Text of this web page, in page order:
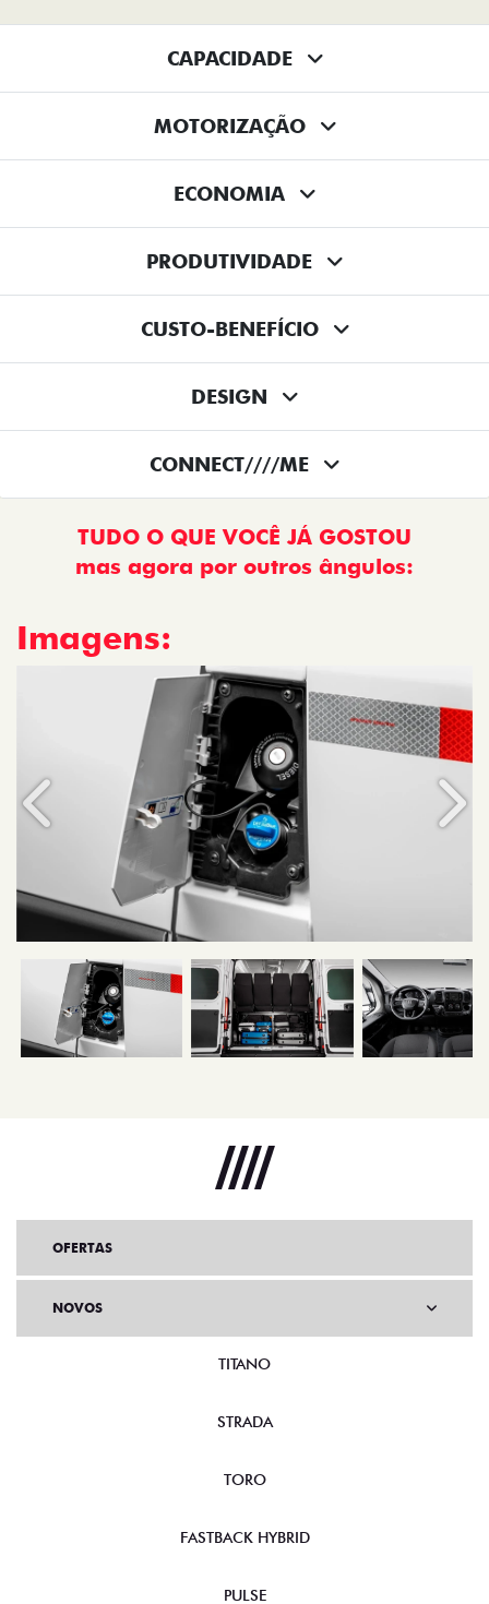
CAPACIDADE
MOTORIZAÇÃO
ECONOMIA
PRODUTIVIDADE
CUSTO-BENEFÍCIO
DESIGN
CONNECT////ME
TUDO O QUE VOCÊ JÁ GOSTOU
mas agora por outros ângulos:
Imagens:
Anterior
OFERTAS
NOVOS
TITANO
STRADA
TORO
FASTBACK HYBRID
PULSE